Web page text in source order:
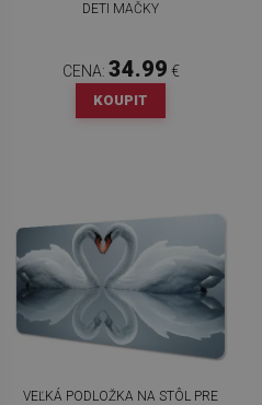
DETI MAČKY
CENA: 34.99 €
KOUPIT
VEĽKÁ PODLOŽKA NA STÔL PRE